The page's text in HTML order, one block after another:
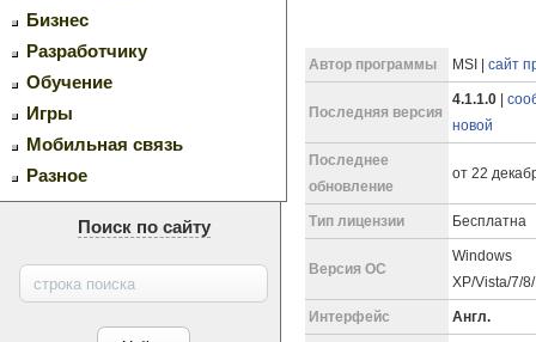
Бизнес
Разработчику
Обучение
Игры
Мобильная связь
Разное
Поиск по сайту
Автор программы MSI | сайт
Последняя версия
4.1.1.0
новой
Последнее
обновление
от 22
Тип лицензии Бесплатна
Версия ОС
Windows
XP/Vista/7/
Интерфейс Англ.